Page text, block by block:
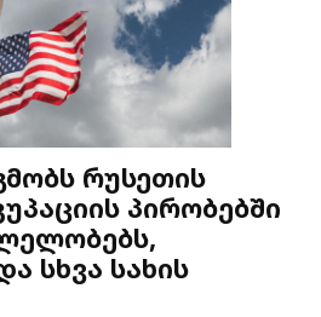
რუსეთის
პირობებში
სხვა სახის